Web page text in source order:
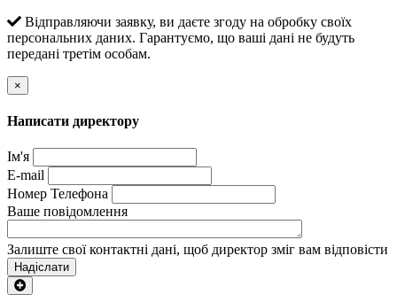
Відправляючи заявку, ви даєте згоду на обробку своїх
персональних даних. Гарантуємо, що ваші дані не будуть
передані третім особам.
×
Написати директору
Ім'я
E-mail
Номер Телефона
Ваше повідомлення
Залиште свої контактні дані, щоб директор зміг вам відповісти
Надіслати